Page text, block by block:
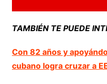
TAMBIÉN TE PUEDE
Con 82 años y
cubano logra cruzar a